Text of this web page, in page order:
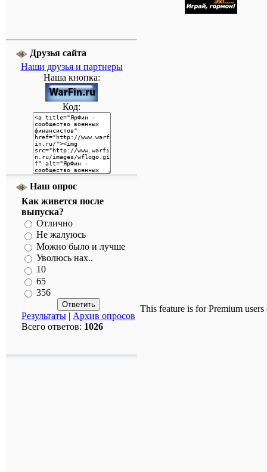
Друзья сайта
Наши друзья и партнеры
Наша кнопка:
Код:
Наш опрос
Как живется после
выпуска?
Отлично
Не жалуюсь
Можно было и лучше
Уволюсь нах..
10
65
356
Результаты | Архив опросов
Всего ответов: 1026
This feature is for Premium